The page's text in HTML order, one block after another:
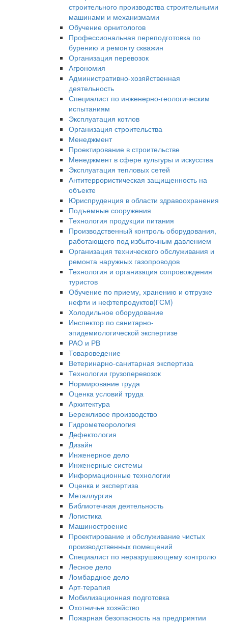
строительного производства строительными
машинами и механизмами
Обучение орнитологов
Профессиональная переподготовка по
бурению и ремонту скважин
Организация перевозок
Агрономия
Административно-хозяйственная
деятельность
Специалист по инженерно-геологическим
испытаниям
Эксплуатация котлов
Организация строительства
Менеджмент
Проектирование в строительстве
Менеджмент в сфере культуры и искусства
Эксплуатация тепловых сетей
Антитеррористическая защищенность на
объекте
Юриспруденция в области здравоохранения
Подъемные сооружения
Технология продукции питания
Производственный контроль оборудования,
работающего под избыточным давлением
Организация технического обслуживания и
ремонта наружных газопроводов
Технология и организация сопровождения
туристов
Обучение по приему, хранению и отгрузке
нефти и нефтепродуктов(ГСМ)
Холодильное оборудование
Инспектор по санитарно-
эпидемиологической экспертизе
РАО и РВ
Товароведение
Ветеринарно-санитарная экспертиза
Технологии грузоперевозок
Нормирование труда
Оценка условий труда
Архитектура
Бережливое производство
Гидрометеорология
Дефектология
Дизайн
Инженерное дело
Инженерные системы
Информационные технологии
Оценка и экспертиза
Металлургия
Библиотечная деятельность
Логистика
Машиностроение
Проектирование и обслуживание чистых
производственных помещений
Специалист по неразрушающему контролю
Лесное дело
Ломбардное дело
Арт-терапия
Мобилизационная подготовка
Охотничье хозяйство
Пожарная безопасность на предприятии